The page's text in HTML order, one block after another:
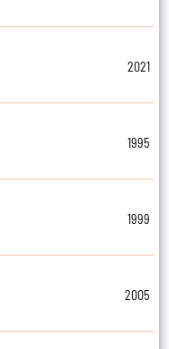
2021
1995
1999
2005